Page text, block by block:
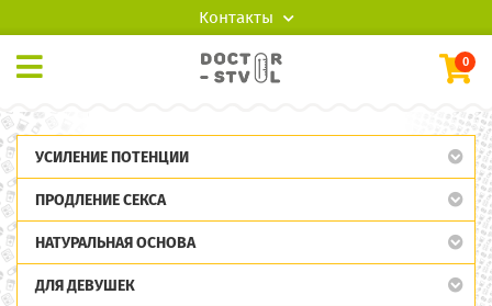
Контакты
0
УСИЛЕНИЕ ПОТЕНЦИИ
ПРОДЛЕНИЕ СЕКСА
НАТУРАЛЬНАЯ ОСНОВА
ДЛЯ ДЕВУШЕК